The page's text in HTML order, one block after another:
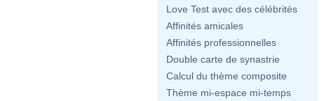
Love Test avec des célébrités
Affinités amicales
Affinités professionnelles
Double carte de synastrie
Calcul du thème composite
Thème mi-espace mi-temps